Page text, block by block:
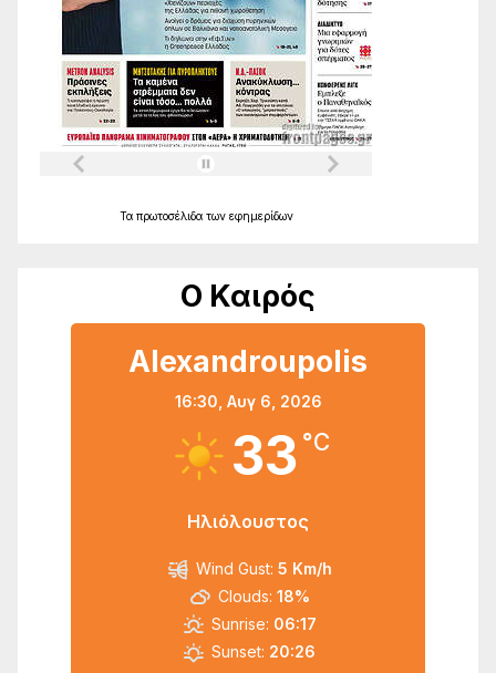
Τα πρωτοσέλιδα των εφημερίδων
Ο Καιρός
Alexandroupolis
16:30, Αυγ 6, 2026
33 °C
Ηλιόλουστος
Wind Gust: 5 Km/h
Clouds: 18%
Sunrise: 06:17
Sunset: 20:26